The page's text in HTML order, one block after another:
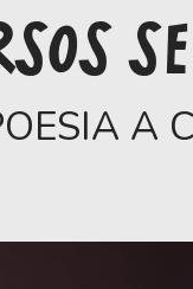
A